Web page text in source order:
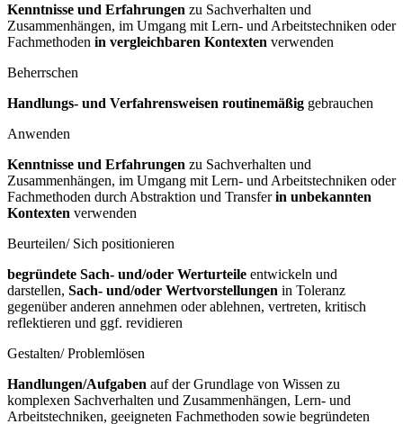
Kenntnisse und Erfahrungen zu Sachverhalten und
Zusammenhängen, im Umgang mit Lern- und Arbeitstechniken oder
Fachmethoden in vergleichbaren Kontexten verwenden
Beherrschen
Handlungs- und Verfahrensweisen routinemäßig gebrauchen
Anwenden
Kenntnisse und Erfahrungen zu Sachverhalten und
Zusammenhängen, im Umgang mit Lern- und Arbeitstechniken oder
Fachmethoden durch Abstraktion und Transferin unbekannten
Kontexten verwenden
Beurteilen/ Sich positionieren
begründete Sach- und/oder Werturteile entwickeln und
darstellen, Sach- und/oder Wertvorstellungen in Toleranz
gegenüber anderen annehmen oder ablehnen, vertreten, kritisch
reflektieren und ggf. revidieren
Gestalten/ Problemlösen
Handlungen/Aufgaben auf der Grundlage von Wissen zu
komplexen Sachverhalten und Zusammenhängen, Lern- und
Arbeitstechniken, geeigneten Fachmethoden sowie begründeten